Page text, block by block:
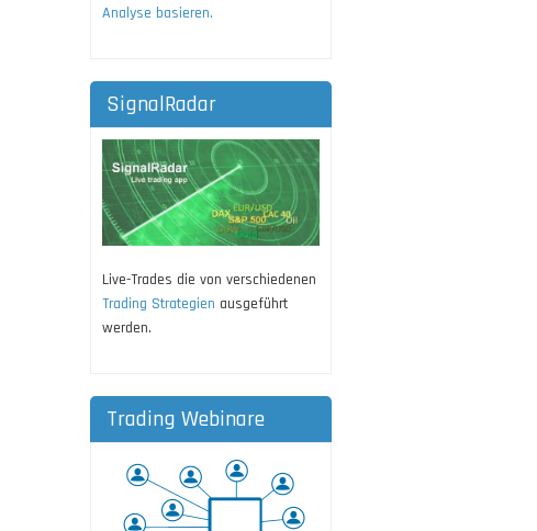
Analyse basieren.
SignalRadar
Live-Trades die von verschiedenen
Trading Strategien ausgeführt
werden.
Trading Webinare